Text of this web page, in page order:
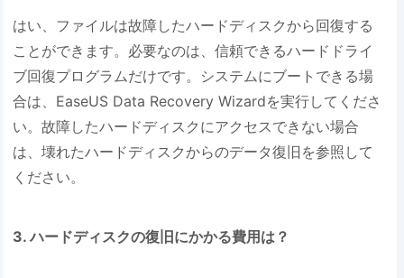
はい、ファイルは故障したハードディスクから回復する
ことができます。必要なのは、信頼できるハードドライ
ブ回復プログラムだけです。システムにブートできる場
合は、EaseUS Data Recovery Wizardを実行してくださ
い。故障したハードディスクにアクセスできない場合
は、壊れたハードディスクからのデータ復旧を参照して
ください。
3. ハードディスクの復旧にかかる費用は？